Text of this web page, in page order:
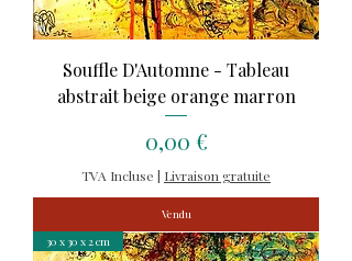
Souffle D'Automne - Tableau
abstrait beige orange marron
Prix
0,00 €
TVA Incluse | Livraison gratuite
Vendu
30 x 30 x 2 cm